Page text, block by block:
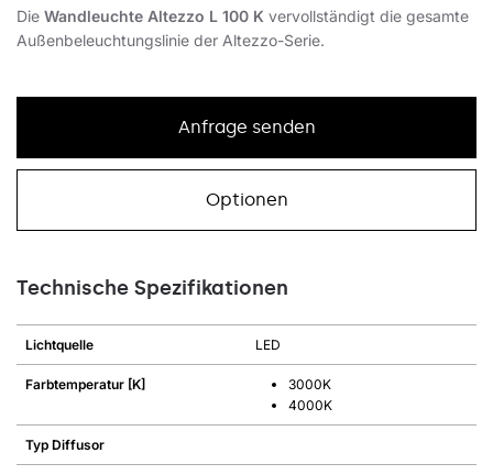
Die Wandleuchte Altezzo L 100 K vervollständigt die gesamte
Außenbeleuchtungslinie der Altezzo-Serie.
Anfrage senden
Optionen
Technische Spezifikationen
Lichtquelle LED
Farbtemperatur [K]
3000K
4000K
Typ Diffusor